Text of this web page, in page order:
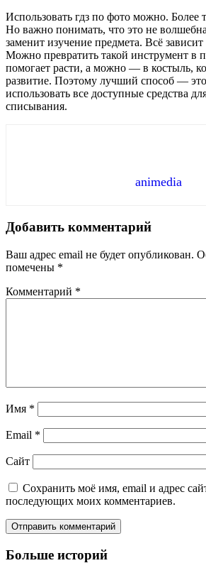
Использовать гдз по фото можно.
Но важно понимать, что это не
заменит изучение предмета. Всё
Можно превратить такой инструмент в
помогает расти, а можно — в костыль,
развитие. Поэтому лучший способ —
использовать все доступные средства
списывания.
animedia
Добавить комментарий
Ваш адрес email не будет опубликован.
помечены *
Комментарий *
Имя *
Email *
Сайт
Сохранить моё имя, email и адрес
последующих моих комментариев.
Больше историй